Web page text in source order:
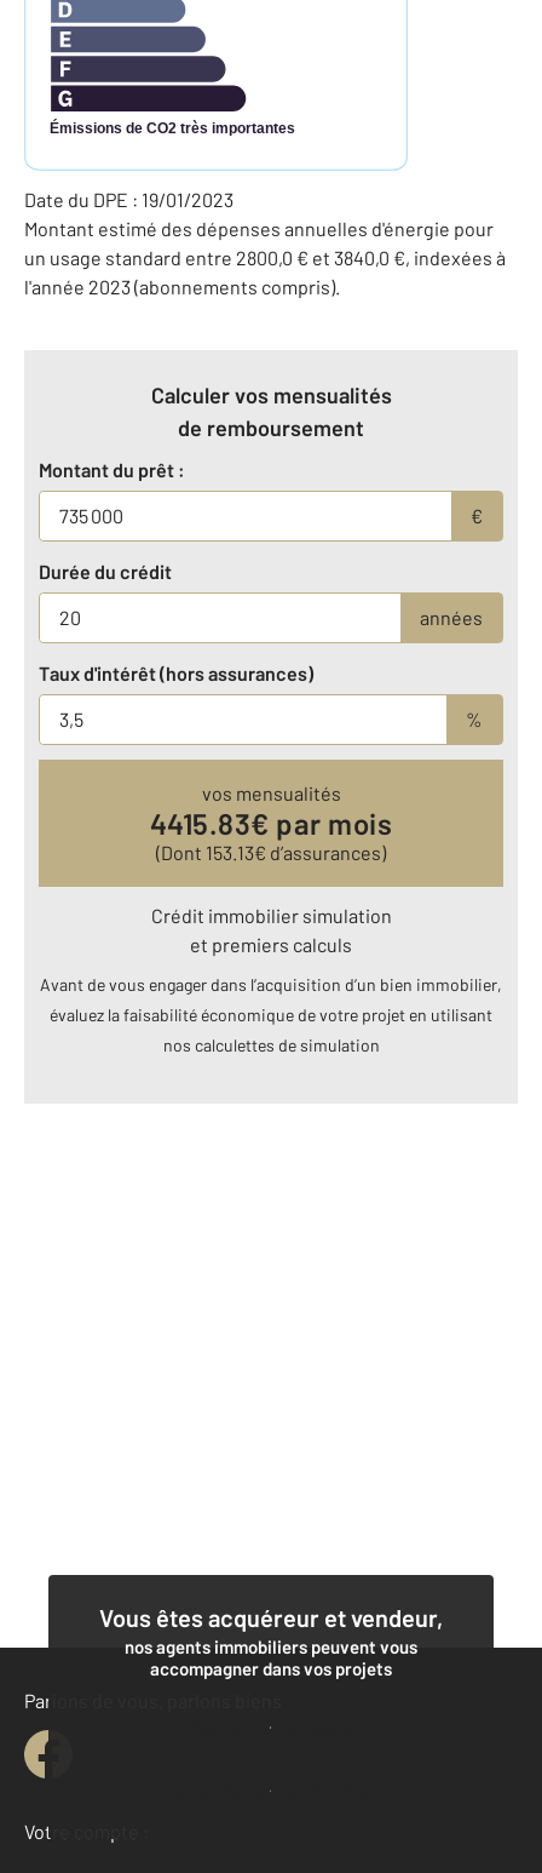
Émissions de CO2 très importantes
Date du DPE : 19/01/2023
Montant estimé des dépenses annuelles d'énergie pour
un usage standard entre 2800,0 € et 3840,0 €, indexées à
l'année 2023 (abonnements compris).
Calculer vos mensualités
de remboursement
Montant du prêt :
€
Durée du crédit
années
Taux d'intérêt (hors assurances)
%
vos mensualités
4415.83€ par mois
(Dont 153.13€ d’assurances)
Crédit immobilier simulation
et premiers calculs
Avant de vous engager dans l’acquisition d’un bien immobilier,
évaluez la faisabilité économique de votre projet en utilisant
nos calculettes de simulation
Vous êtes acquéreur et vendeur,
nos agents immobiliers peuvent vous
accompagner dans vos projets
Contacter l'agence
Demander une estimation
Parlons de vous, parlons biens
Votre compte :